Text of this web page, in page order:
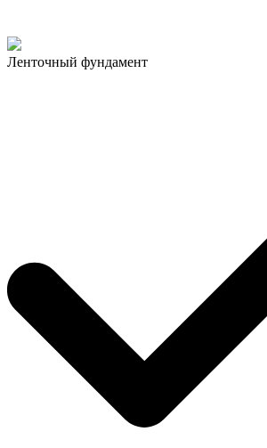
Ленточный фундамент